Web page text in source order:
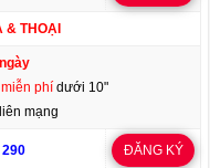
& THOẠI
miễn phídưới 10"
mạng
290 ĐĂNG KÝ